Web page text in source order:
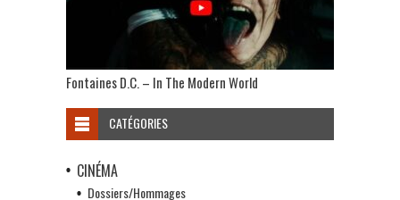
Fontaines D.C. – In The Modern World
CATÉGORIES
CINÉMA
Dossiers/Hommages